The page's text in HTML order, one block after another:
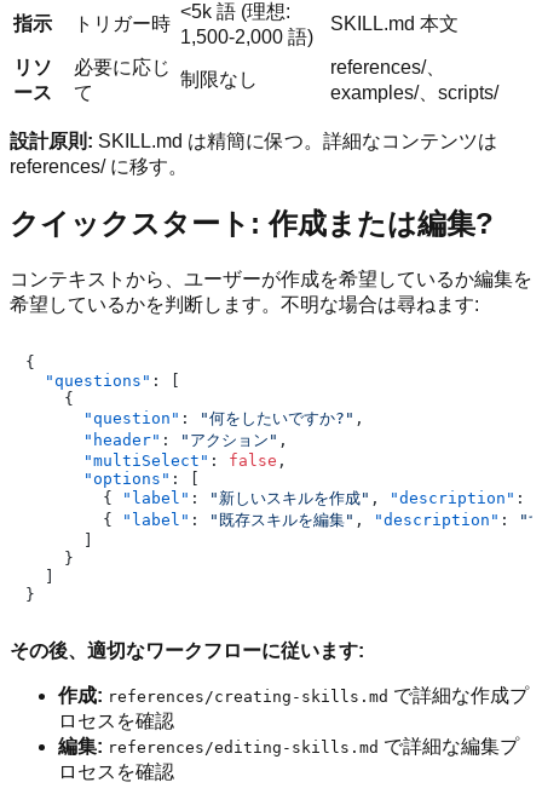
指示 トリガー時
<5k 語 (理想:
1,500-2,000 語)
SKILL.md 本文
リソ
ース
必要に応じ
て
制限なし
references/、
examples/、scripts/
設計原則: SKILL.md は精簡に保つ。詳細なコンテンツは
references/ に移す。
クイックスタート: 作成または編集?
コンテキストから、ユーザーが作成を希望しているか編集を
希望しているかを判断します。不明な場合は尋ねます:
{
"questions" :
{
"question" : "何をしたいですか?" ,
"header" : "アクション" ,
"multiSelect" : false ,
"options" :
{
"label" : "新しいスキルを作成" , "description" :
{
"label" : "既存スキルを編集" , "description" :
"
}
}
その後、適切なワークフローに従います:
作成: references/creating-skills.md で詳細な作成プ
ロセスを確認
編集: references/editing-skills.md で詳細な編集プ
ロセスを確認